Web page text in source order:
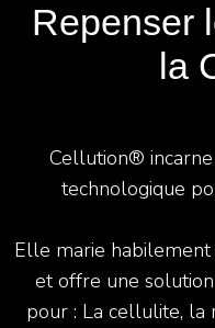
Repenser
la
Cellution®
technologique
Elle marie
et offre une
pour : La cellulite, la